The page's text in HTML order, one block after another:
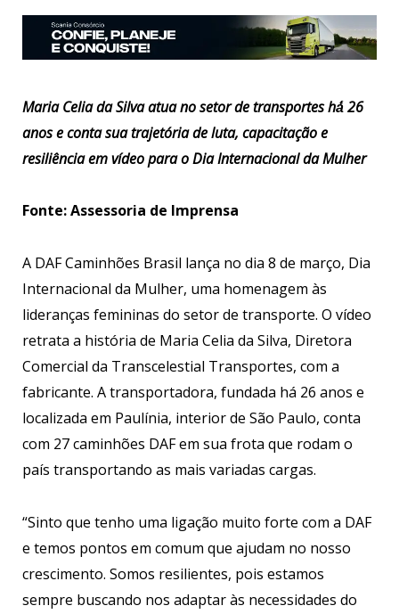
Maria Celia da Silva atua no setor de transportes há́ 26
anos e conta sua trajetória de luta, capacitação e
resiliência em vídeo para o Dia Internacional da Mulher
Fonte: Assessoria de Imprensa
A DAF Caminhões Brasil lança no dia 8 de março, Dia
Internacional da Mulher, uma homenagem às
lideranças femininas do setor de transporte. O vídeo
retrata a história de Maria Celia da Silva, Diretora
Comercial da Transcelestial Transportes, com a
fabricante. A transportadora, fundada há 26 anos e
localizada em Paulínia, interior de São Paulo, conta
com 27 caminhões DAF em sua frota que rodam o
país transportando as mais variadas cargas.
“Sinto que tenho uma ligação muito forte com a DAF
e temos pontos em comum que ajudam no nosso
crescimento. Somos resilientes, pois estamos
sempre buscando nos adaptar às necessidades do